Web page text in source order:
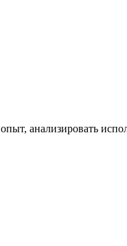
анализировать